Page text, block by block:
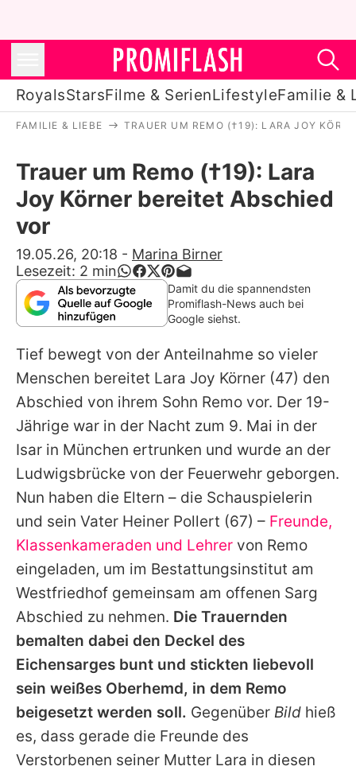
RoyalsStarsFilme & SerienLifestyleFamilie &
Stars
Filme & Serien
Lifestyle
Familie & Liebe
Promiflash Exklusiv
Alle Themen auf Promiflash
Jobs
App runterladen
Team
Redaktionelle Richtlinien
Impressum
Datenschutzerklärung
Nutzungsbedingungen
Utiq verwalten
FAMILIE & LIEBE TRAUER UM REMO (†19): LARA JOY
Trauer um Remo (†19): Lara
Joy Körner bereitet Abschied
vor
19.05.26, 20:18 - Marina Birner
Lesezeit: 2 min
Damit du die spannendsten
Promiflash-News auch bei
Google siehst.
Tief bewegt von der Anteilnahme so vieler
Menschen bereitet Lara Joy Körner (47) den
Abschied von ihrem Sohn Remo vor. Der 19-
Jährige war in der Nacht zum 9. Mai in der
Isar in München ertrunken und wurde an der
Ludwigsbrücke von der Feuerwehr geborgen.
Nun haben die Eltern – die Schauspielerin
und sein Vater Heiner Pollert (67) – Freunde,
Klassenkameraden und Lehrer von Remo
eingeladen, um im Bestattungsinstitut am
Westfriedhof gemeinsam am offenen Sarg
Abschied zu nehmen. Die Trauernden
bemalten dabei den Deckel des
Eichensarges bunt und stickten liebevoll
sein weißes Oberhemd, in dem Remo
beigesetzt werden soll. Gegenüber Bild hieß
es, dass gerade die Freunde des
Verstorbenen seiner Mutter Lara in diesen